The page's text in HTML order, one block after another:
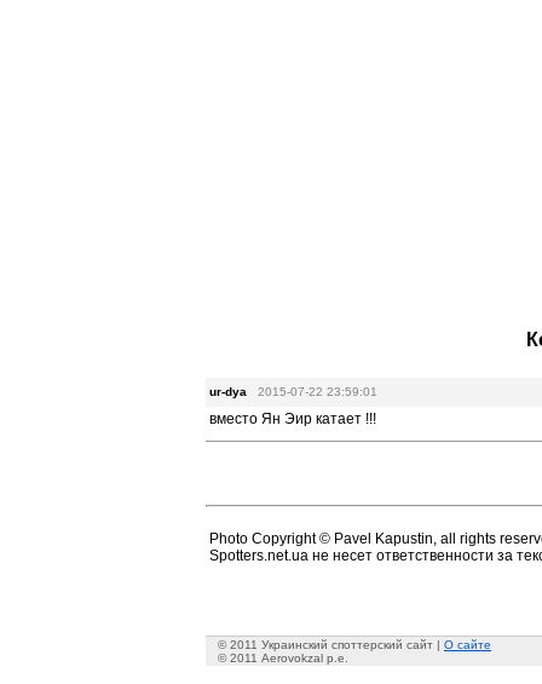
ur-dya 2015-07-22 23:59:01
вместо Ян Эир катает !!!
Photo Copyright © Pavel Kapustin, all rights
Spotters.net.ua не несет ответственности за
© 2011 Украинский споттерский сайт | О сайте
© 2011 Aerovokzal p.e.